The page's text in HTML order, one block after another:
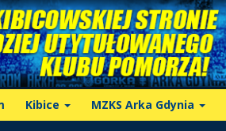
Kibice MZKS Arka Gdynia